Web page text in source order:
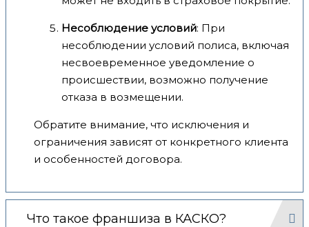
Несоблюдение условий: При
несоблюдении условий полиса, включая
несвоевременное уведомление о
происшествии, возможно получение
отказа в возмещении.
Обратите внимание, что исключения и
ограничения зависят от конкретного клиента
и особенностей договора.
Что такое франшиза в КАСКО?